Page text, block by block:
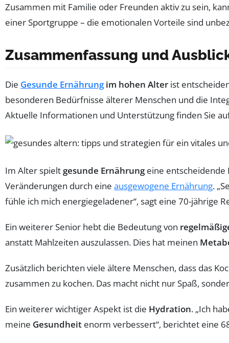
Zusammen mit Familie oder Freunden aktiv zu sein,
einer Sportgruppe – die emotionalen Vorteile sind
Zusammenfassung und
Die Gesunde Ernährungim hohen Alter ist
besonderen Bedürfnisse älterer Menschen und die
Aktuelle Informationen und Unterstützung finden Sie
Im Alter spielt gesunde Ernährungeine entscheidende
Veränderungen durch eine ausgewogene Ernährung.
fühle ich mich energiegeladener“, sagt eine 70-jährige
Ein weiterer Senior hebt die Bedeutung von
anstatt Mahlzeiten auszulassen. Dies hat meinen
Zusätzlich berichten viele ältere Menschen, dass das
zusammen zu kochen. Das macht nicht nur Spaß,
Ein weiterer wichtiger Aspekt ist die Hydration. „Ich
meine Gesundheit enorm verbessert“, berichtet eine